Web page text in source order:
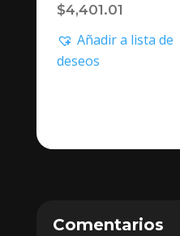
$4,401.01
Añadir a lista de
deseos
Comentarios